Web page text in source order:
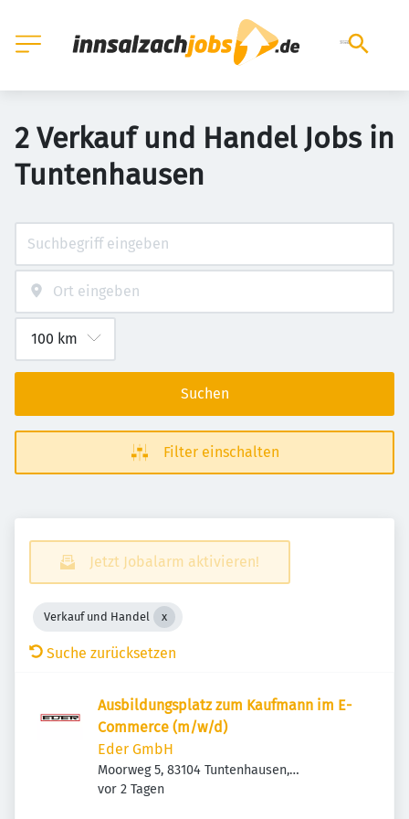
2 Verkauf und Handel Jobs in
Tuntenhausen
Suchen
Filter einschalten
Jetzt Jobalarm aktivieren!
Verkauf und Handel
Suche zurücksetzen
Ausbildungsplatz zum Kaufmann im E-
Commerce (m/w/d)
Eder GmbH
Moorweg 5, 83104 Tuntenhausen,
Deutschland
Veröffentlicht
vor 2 Tagen